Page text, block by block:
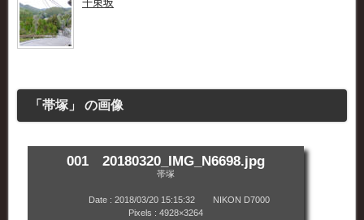
「帯塚」 の画像
001 20180320_IMG_N6698.jpg
帯塚
Date : 2018/03/20 15:15:32 NIKON D7000
Pixels : 4928×3264